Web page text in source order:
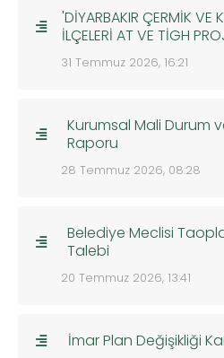
'DİYARBAKIR ÇERMİK VE
İLÇELERİ AT VE TİGH
31 Temmuz 2026, 16:21
Kurumsal Mali Durum
Raporu
28 Temmuz 2026, 08:28
Belediye Meclisi
Talebi
20 Temmuz 2026, 13:41
İmar Plan Değişikliği